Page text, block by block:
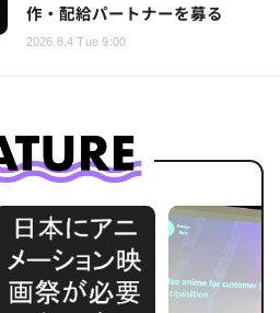
作・配給パートナーを募る
2026.8.4 Tue 9:00